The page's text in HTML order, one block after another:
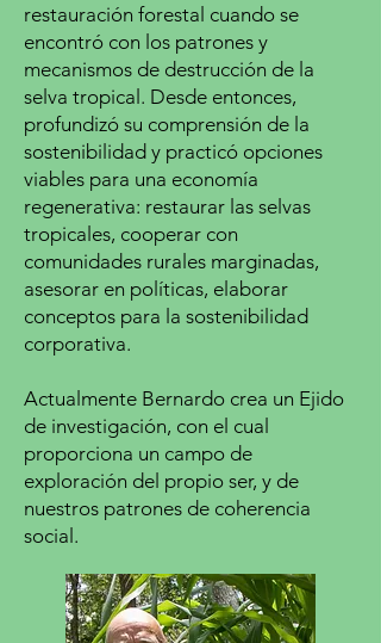
restauración forestal cuando se
encontró con los patrones y
mecanismos de destrucción de la
selva tropical. Desde entonces,
profundizó su comprensión de la
sostenibilidad y practicó opciones
viables para una economía
regenerativa: restaurar las selvas
tropicales, cooperar con
comunidades rurales marginadas,
asesorar en políticas, elaborar
conceptos para la sostenibilidad
corporativa.
Actualmente Bernardo crea un Ejido
de investigación, con el cual
proporciona un campo de
exploración del propio ser, y de
nuestros patrones de coherencia
social.